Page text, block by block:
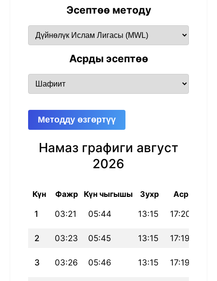
Эсептөө методу
Асрды эсептөө
Методду өзгөртүү
Намаз графиги август
2026
Күн Фажр Күн чыгышы Зухр Аср
1 03:21 05:44 13:15 17:20
2 03:23 05:45 13:15 17:19
3 03:26 05:46 13:15 17:19